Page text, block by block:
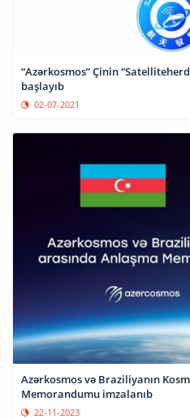
“Azərkosmos” Çinin
başlayıb
02-07-2021
Azərkosmos və Braziliyanın
Memorandumu imzalanıb
22-11-2023